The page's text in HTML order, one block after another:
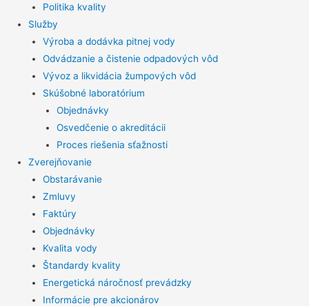
Politika kvality
Služby
Výroba a dodávka pitnej vody
Odvádzanie a čistenie odpadových vôd
Vývoz a likvidácia žumpových vôd
Skúšobné laboratórium
Objednávky
Osvedčenie o akreditácii
Proces riešenia sťažnosti
Zverejňovanie
Obstarávanie
Zmluvy
Faktúry
Objednávky
Kvalita vody
Štandardy kvality
Energetická náročnosť prevádzky
Informácie pre akcionárov